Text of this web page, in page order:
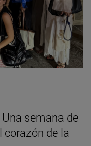
semana de
corazón de la